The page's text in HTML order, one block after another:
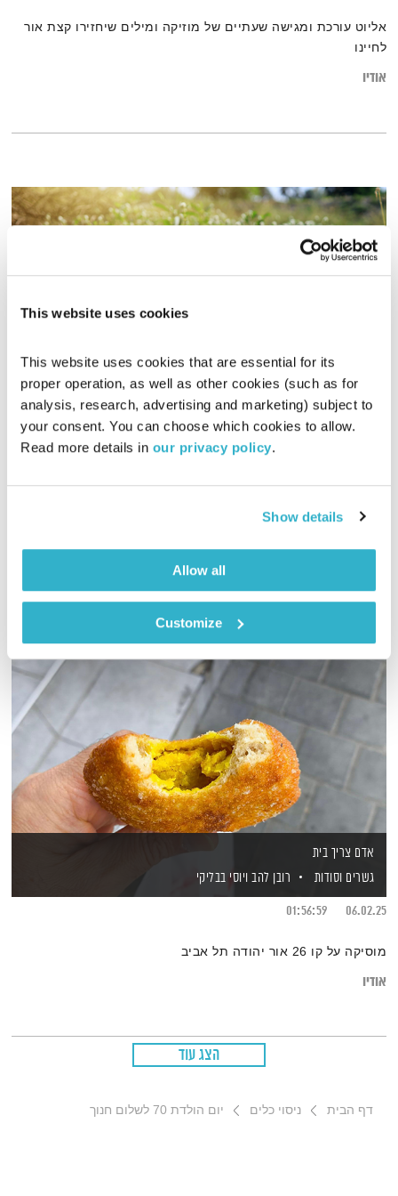
This website uses cookies
This website uses cookies that are essential for its
proper operation, as well as other cookies (such as for
analysis, research, advertising and marketing) subject to
your consent. You can choose which cookies to allow.
Read more details in our privacy policy.
Show details
Allow all
Customize
אליוט עורכת ומגישה שעתיים של מוזיקה ומילים שיחזירו קצת אור
לחיינו
אודיו
התעוררות – 14.11.22
התעוררות
גליה גלעדי
גליה גלעדי מזמינה אתכם להתעורר יחדיו בכל בוקר, עם מוזיקה
מעולה בעריכתה ובהגשתה
אדם צריך בית
גשרים וסודות
רובן להב ויוסי בבליקי
06.02.25
01:56:59
מוסיקה על קו 26 אור יהודה תל אביב
אודיו
הצג עוד
דף הבית ניסוי כלים יום הולדת 70 לשלום חנוך